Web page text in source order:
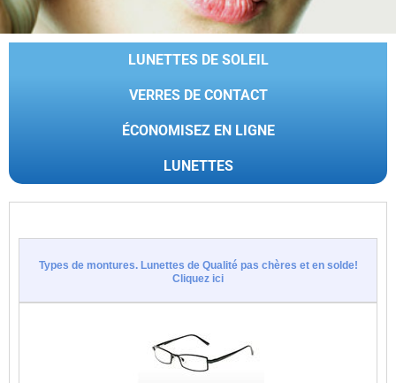
LUNETTES
LUNETTES DE SOLEIL
VERRES DE CONTACT
ÉCONOMISEZ EN LIGNE
Types de montures. Lunettes de Qualité pas chères et en solde!
Cliquez ici